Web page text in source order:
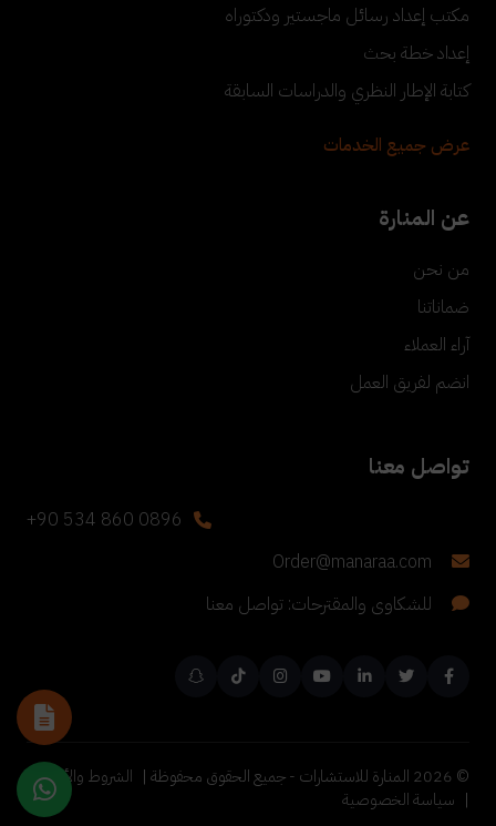
مكتب إعداد رسائل ماجستير ودكتوراه
إعداد خطة بحث
كتابة الإطار النظري والدراسات السابقة
عرض جميع الخدمات
عن المنارة
من نحن
ضماناتنا
آراء العملاء
انضم لفريق العمل
تواصل معنا
+90 534 860 0896
Order@manaraa.com
للشكاوى والمقترحات: تواصل معنا
©
2026 المنارة للاستشارات - جميع الحقوق محفوظة | الشروط والأحكام
| سياسة الخصوصية